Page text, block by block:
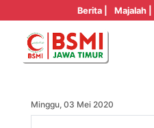
Berita | Majalah |
Minggu, 03 Mei 2020